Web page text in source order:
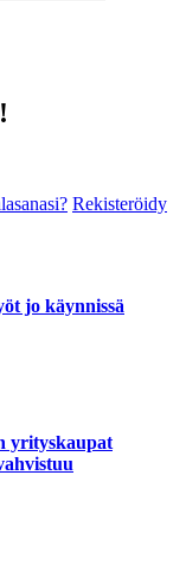
Rekisteröidy
jo käynnissä
yrityskaupat